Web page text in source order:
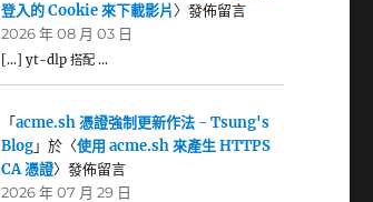
登入的 Cookie 來下載影片〉發佈留言
2026 年 08 月 03 日
[…] yt-dlp 搭配 …
「acme.sh 憑證強制更新作法 - Tsung's
Blog」於〈使用 acme.sh 來產生 HTTPS
CA 憑證〉發佈留言
2026 年 07 月 29 日